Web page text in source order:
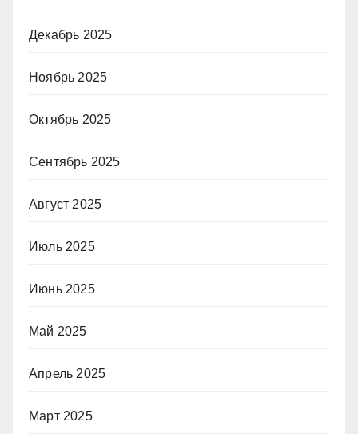
Декабрь 2025
Ноябрь 2025
Октябрь 2025
Сентябрь 2025
Август 2025
Июль 2025
Июнь 2025
Май 2025
Апрель 2025
Март 2025